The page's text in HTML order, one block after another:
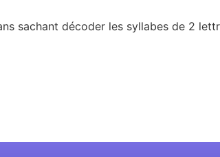
sachant décoder les syllabes de 2